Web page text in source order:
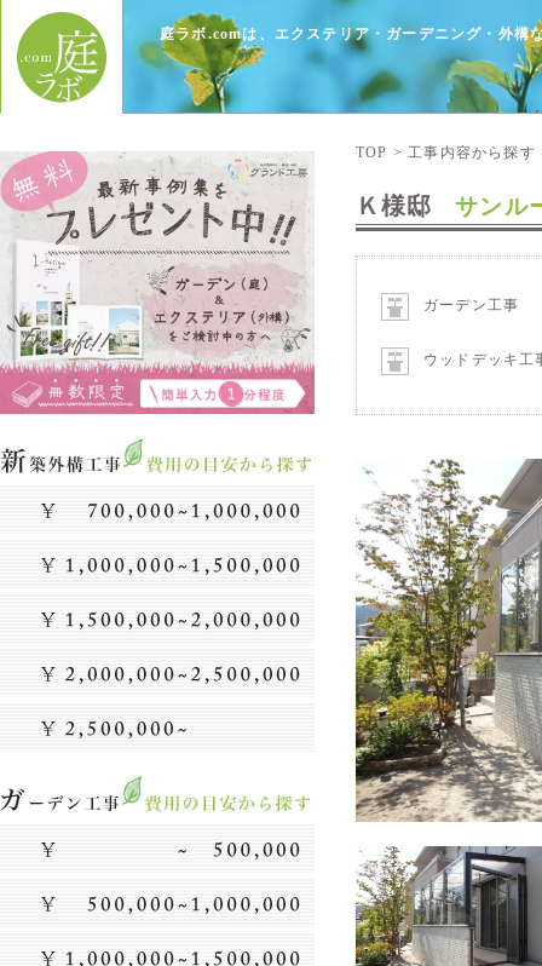
庭ラボ.comは、エクステリア・ガーデニング・外構
TOP >工事内容から探す
Ｋ様邸サンル
ガーデン工事
ウッドデッキ工